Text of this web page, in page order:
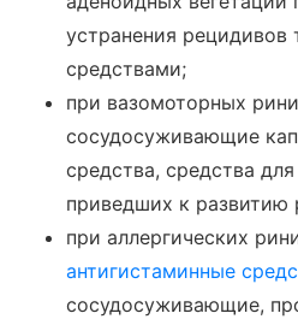
устранения рецидивов
средствами;
при вазомоторных
сосудосуживающие
средства, средства
приведших к развитию
при аллергических
антигистаминные
сосудосуживающие,